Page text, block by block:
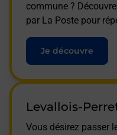
commune ?
par La Poste pour
Je découvre
Levallois-
Vous désirez passer